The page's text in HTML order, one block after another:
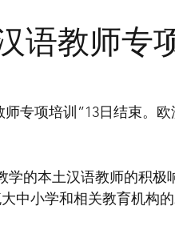
语教师专
专项培训”13日结束。
的本土汉语教师的积极
中小学和相关教育机构